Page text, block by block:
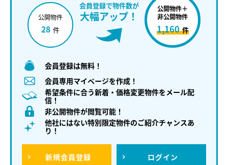
会員登録で物件数が
大幅アップ！
公開物件
28 件
公開物件＋
非公開物件
1,160 件
会員登録は無料！
会員専用マイページを作成！
希望条件に合う新着・価格変更物件をメール配
信！
非公開物件が閲覧可能！
他社にはない特別限定物件のご紹介チャンスあ
り！
新規会員登録 ログイン